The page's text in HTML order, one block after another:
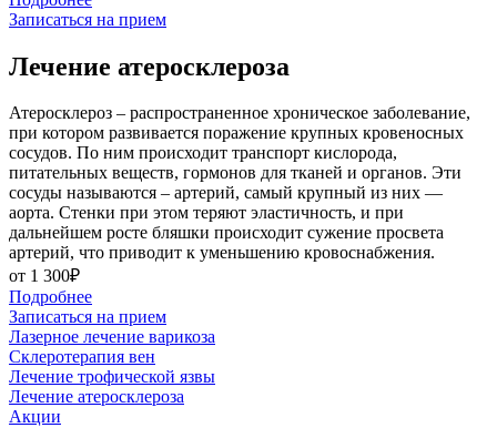
Записаться на прием
Лечение атеросклероза
Атеросклероз – распространенное хроническое заболевание,
при котором развивается поражение крупных кровеносных
сосудов. По ним происходит транспорт кислорода,
питательных веществ, гормонов для тканей и органов. Эти
сосуды называются – артерий, самый крупный из них —
аорта. Стенки при этом теряют эластичность, и при
дальнейшем росте бляшки происходит сужение просвета
артерий, что приводит к уменьшению кровоснабжения.
от 1 300₽
Подробнее
Записаться на прием
Лазерное лечение варикоза
Склеротерапия вен
Лечение трофической язвы
Лечение атеросклероза
Акции